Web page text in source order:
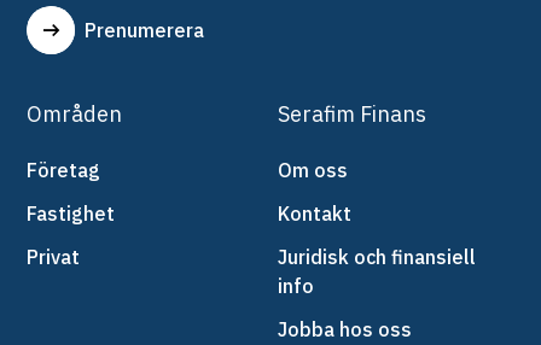
Prenumerera
Områden
Företag
Fastighet
Privat
Serafim Finans
Om oss
Kontakt
Juridisk och finansiell
info
Jobba hos oss